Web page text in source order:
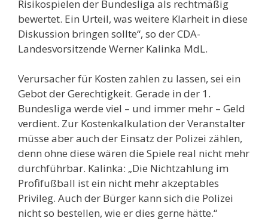
Risikospielen der Bundesliga als rechtmäßig
bewertet. Ein Urteil, was weitere Klarheit in diese
Diskussion bringen sollte“, so der CDA-
Landesvorsitzende Werner Kalinka MdL.
Verursacher für Kosten zahlen zu lassen, sei ein
Gebot der Gerechtigkeit. Gerade in der 1.
Bundesliga werde viel – und immer mehr – Geld
verdient. Zur Kostenkalkulation der Veranstalter
müsse aber auch der Einsatz der Polizei zählen,
denn ohne diese wären die Spiele real nicht mehr
durchführbar. Kalinka: „Die Nichtzahlung im
Profifußball ist ein nicht mehr akzeptables
Privileg. Auch der Bürger kann sich die Polizei
nicht so bestellen, wie er dies gerne hätte.“